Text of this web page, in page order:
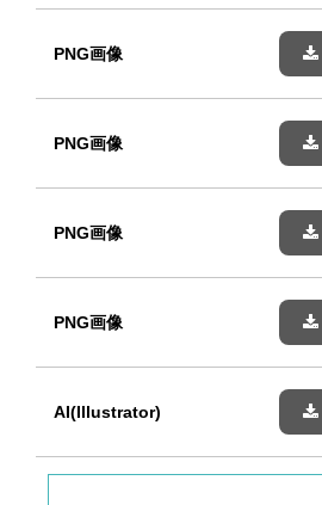
PNG画像
PNG画像
PNG画像
PNG画像
AI(Illustrator)